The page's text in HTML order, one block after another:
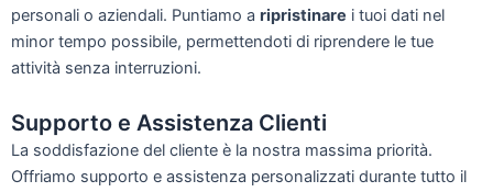
personali o aziendali. Puntiamo a ripristinare i tuoi dati nel
minor tempo possibile, permettendoti di riprendere le tue
attività senza interruzioni.
Supporto e Assistenza Clienti
La soddisfazione del cliente è la nostra massima priorità.
Offriamo supporto e assistenza personalizzati durante tutto il